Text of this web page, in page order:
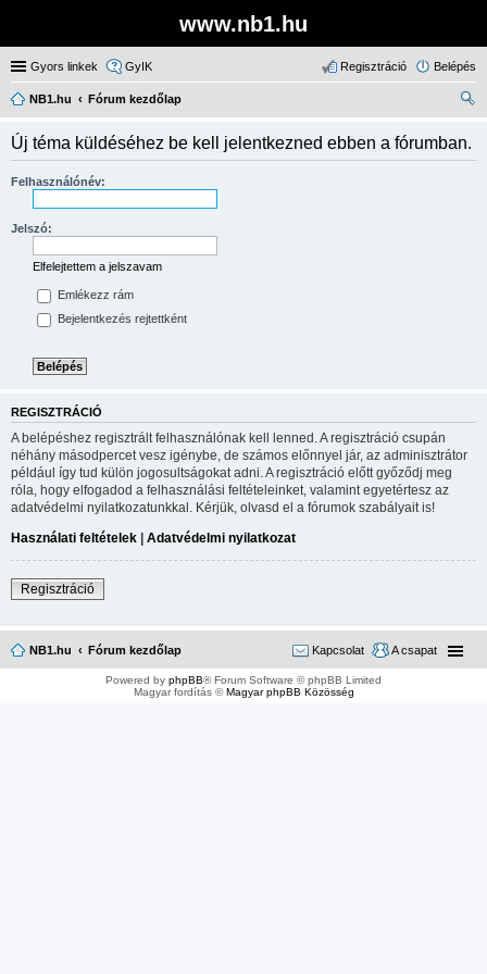
www.nb1.hu
Gyors linkek GyIK Belépés
Regisztráció
NB1.hu
Fórum kezdőlap
sé
Új téma küldéséhez be kell jelentkezned ebben a fórumban.
Felhasználónév:
Jelszó:
Elfelejtettem a jelszavam
Emlékezz rám
Bejelentkezés rejtettként
REGISZTRÁCIÓ
A belépéshez regisztrált felhasználónak kell lenned. A regisztráció csupán
néhány másodpercet vesz igénybe, de számos előnnyel jár, az adminisztrátor
például így tud külön jogosultságokat adni. A regisztráció előtt győződj meg
róla, hogy elfogadod a felhasználási feltételeinket, valamint egyetértesz az
adatvédelmi nyilatkozatunkkal. Kérjük, olvasd el a fórumok szabályait is!
Használati feltételek | Adatvédelmi nyilatkozat
Regisztráció
NB1.hu Fórum kezdőlap A csapat
Kapcsolat
Powered by phpBB® Forum Software © phpBB Limited
Magyar fordítás ©Magyar phpBB Közösség